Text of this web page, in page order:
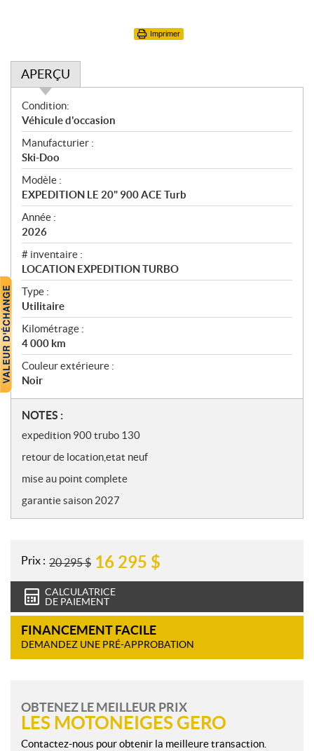
Imprimer
APERÇU
A
p
e
r
ç
u
Condition:
Véhicule d'occasion
Manufacturier :
Ski-Doo
Modèle :
EXPEDITION LE 20" 900 ACE Turb
Année :
2026
# inventaire :
LOCATION EXPEDITION TURBO
Type :
Utilitaire
Kilométrage :
4 000 km
Couleur extérieure :
Noir
N
o
e
s
NOTES :
expedition 900 trubo 130
retour de location,etat neuf
mise au point complete
garantie saison 2027
Prix : 20 295$ 16 295 $
CALCULATRICE
DE PAIEMENT
FINANCEMENT FACILE
DEMANDEZ UNE PRÉ-APPROBATION
OBTENEZ LE MEILLEUR PRIX
LES MOTONEIGES GERO
Contactez-nous pour obtenir la meilleure transaction.